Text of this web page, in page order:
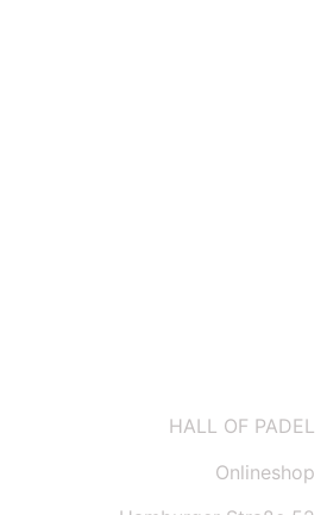
HALL OF PADEL
Onlineshop